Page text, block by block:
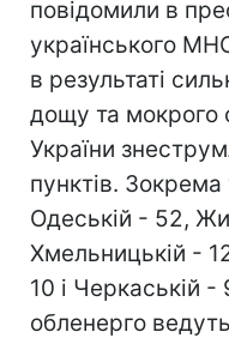
повідомили в
українського
в результаті
дощу та мокрого
України
пунктів. Зокрема
Одеській - 52,
Хмельницькій -
10 і Черкаській
обленерго